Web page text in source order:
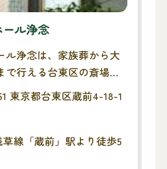
ル浄念
ル浄念は、家族葬から大
で行える台東区の斎場に
・告別式(ご葬儀)まで
行い、最寄りの火葬場へ
ら徒歩5分の立地にあり、
東京都台東区蔵前4-18-1
線「蔵前」駅より徒歩5